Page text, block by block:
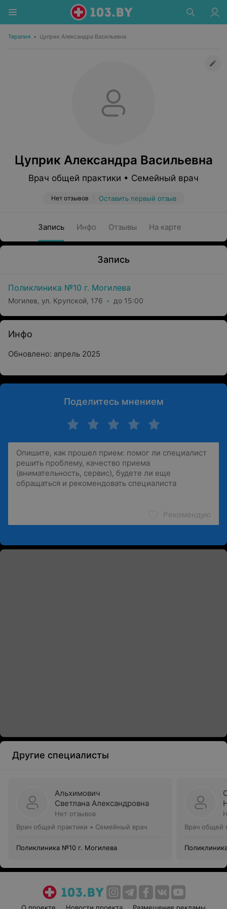
Терапия • Цуприк Александра Васильевна
Цуприк Александра Васильевна
Врач общей практики • Семейный врач
Нет отзывов Оставить первый отзыв
Запись Инфо Отзывы На карте
Запись
Поликлиника №10 г. Могилева
Могилев, ул. Крупской, 176 до 15:00
Инфо
Обновлено: апрель 2025
Поделитесь мнением
Рекомендую
Другие специалисты
Альхимович
Светлана Александровна
Нет отзывов
Врач общей практики • Семейный врач
Поликлиника №10 г. Могилева
Врач общей